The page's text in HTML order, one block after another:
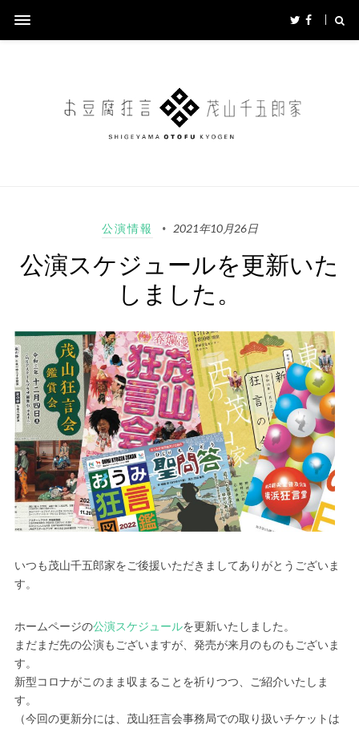
公演情報 2021年10月26日
公演スケジュールを更新いた
しました。
いつも茂山千五郎家をご後援いただきましてありがとうございま
す。
ホームページの公演スケジュールを更新いたしました。
まだまだ先の公演もございますが、発売が来月のものもございま
す。
新型コロナがこのまま収まることを祈りつつ、ご紹介いたしま
す。
（今回の更新分には、茂山狂言会事務局での取り扱いチケットは